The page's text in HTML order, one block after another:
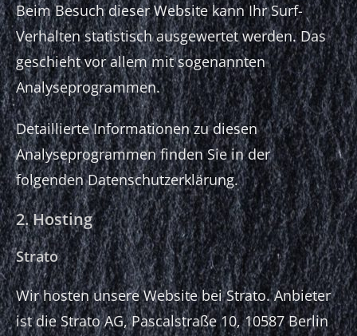
Beim Besuch dieser Website kann Ihr Surf-
Verhalten statistisch ausgewertet werden. Das
geschieht vor allem mit sogenannten
Analyseprogrammen.
Detaillierte Informationen zu diesen
Analyseprogrammen finden Sie in der
folgenden Datenschutzerklärung.
2. Hosting
Strato
Wir hosten unsere Website bei Strato. Anbieter
ist die Strato AG, Pascalstraße 10, 10587 Berlin